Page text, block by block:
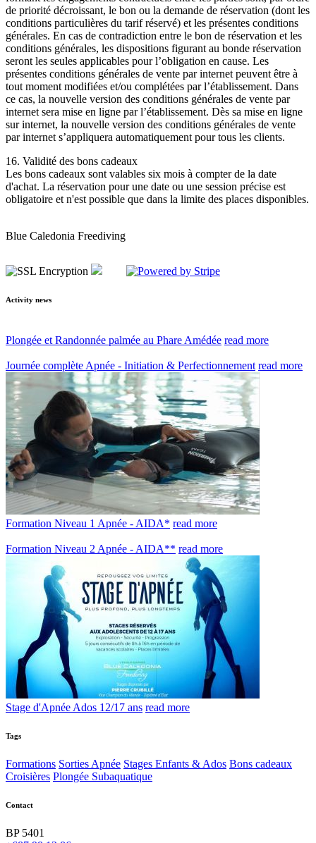
de priorité décroissant, le bon ou la demande de réservation (dont les
conditions particulières du tarif réservé) et les présentes conditions
générales. En cas de contradiction entre le bon de réservation et les
conditions générales, les dispositions figurant au bonde réservation
seront les seules applicables pour l’obligation en cause. Les
présentes conditions générales de vente par internet peuvent être à
tout moment modifiées et/ou complétées par l’établissement. Dans
ce cas, la nouvelle version des conditions générales de vente par
internet sera mise en ligne par l’établissement. Dès sa mise en ligne
sur internet, la nouvelle version des conditions générales de vente
par internet s’appliquera automatiquement pour tous les clients.
16. Validité des bons cadeaux
Les bons cadeaux sont valables six mois à compter de la date
d'achat. La réservation pour une date ou une session précise est
obligatoire et n'est possible que dans la limite des places disponibles.
Blue Caledonia Freediving
Activity news
Plongée et Randonnée palmée au Phare Amédée read more
Journée complète Apnée - Initiation & Perfectionnement read more
Formation Niveau 1 Apnée - AIDA* read more
Formation Niveau 2 Apnée - AIDA** read more
Stage d'Apnée Ados 12/17 ans read more
Tags
Formations Sorties Apnée Stages Enfants & Ados Bons cadeaux
Croisières Plongée Subaquatique
Contact
BP 5401